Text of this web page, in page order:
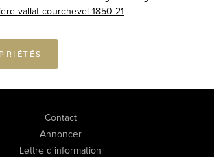
vallat-courchevel-1850-21
Contact
Annoncer
Lettre d'information